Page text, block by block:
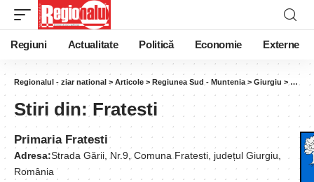
Regiuni Actualitate Politică Economie Externe
Regionalul - ziar national > Articole > Regiunea Sud - Muntenia > Giurgiu >
Stiri din:Fratesti
Primaria Fratesti
Adresa:Strada Gării, Nr.9, Comuna Fratesti, județul Giurgiu,
România